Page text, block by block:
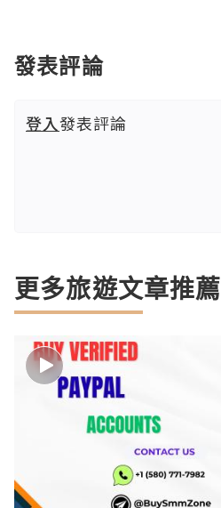
發表評論
登入發表評論
更多旅遊文章推薦